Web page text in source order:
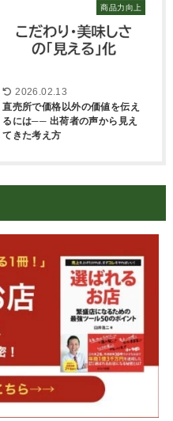
商品力向上
2026.02.13
直売所で価格以外の価値を伝え
るには── 出荷者の声から見え
てきた考え方